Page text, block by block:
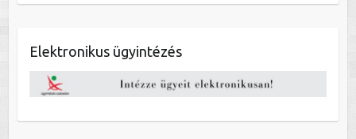
Elektronikus ügyintézés